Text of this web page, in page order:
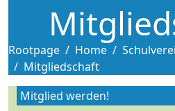
Rootpage Home
Mitgliedschaft
Mitglied werden!